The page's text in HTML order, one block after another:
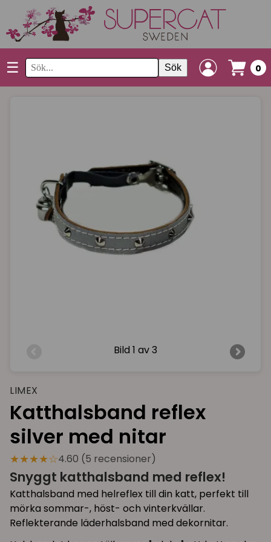
☰ Sök 0
Bild 1 av 3
LIMEX
Katthalsband reflex
silver med nitar
★★★★☆4.60 (5 recensioner)
Snyggt katthalsband med reflex!
Katthalsband med helreflex till din katt, perfekt till
mörka sommar-, höst- och vinterkvällar.
Reflekterande läderhalsband med dekornitar.